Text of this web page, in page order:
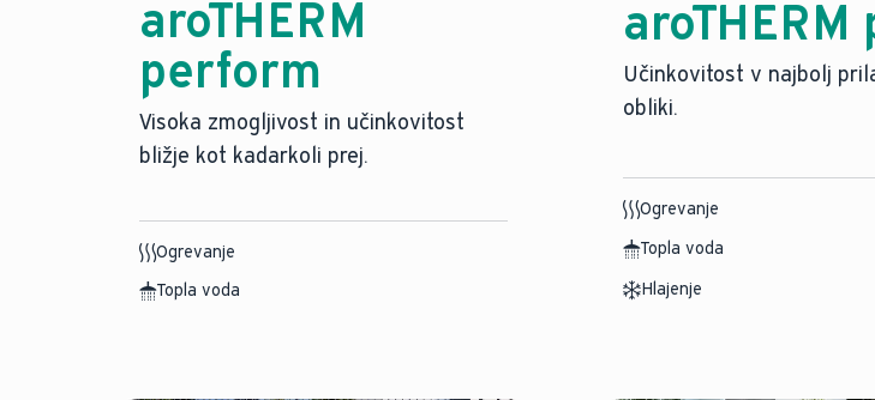
aroTHERM
perform
Visoka zmogljivost in učinkovitost
bližje kot kadarkoli prej.
Ogrevanje
Topla voda
aroTHERM
Učinkovitost v najbolj
obliki.
Ogrevanje
Topla voda
Hlajenje